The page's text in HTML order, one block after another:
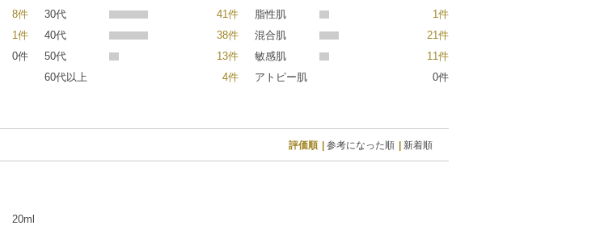
8件
1件
0件
30代
41件
40代
38件
50代
13件
60代以上
4件
脂性肌
1件
混合肌
21件
敏感肌
11件
アトピー肌
0件
評価順 参考になった順 新着順
20ml